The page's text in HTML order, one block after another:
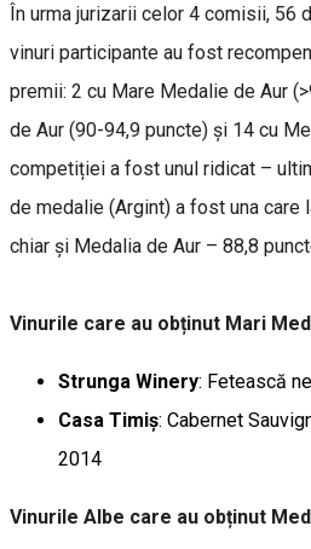
În urma jurizarii celor 4 comisii, 56
vinuri participante au fost
premii: 2 cu Mare Medalie de Aur
de Aur (90-94,9 puncte) și 14 cu
competiției a fost unul ridicat –
de medalie (Argint) a fost una care
chiar și Medalia de Aur – 88,8
Vinurile care au obținut Mari
Strunga Winery: Fetească
Casa Timiș: Cabernet
2014
Vinurile Albe care au obținut